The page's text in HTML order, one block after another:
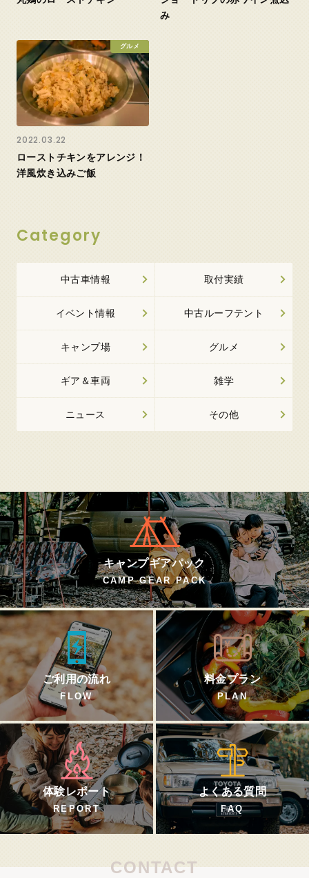
み
グルメ
2022.03.22
ローストチキンをアレンジ！
洋風炊き込みご飯
Category
中古車情報 取付実績
イベント情報 中古ルーフテント
キャンプ場 グルメ
ギア＆車両 雑学
ニュース その他
キャンプギアパック
CAMP GEAR PACK
ご利用の流れ
FLOW
料金プラン
PLAN
体験レポート
REPORT
よくある質問
FAQ
CONTACT